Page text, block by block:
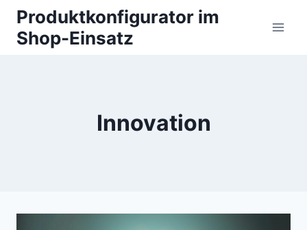
Zum
Inhalt
springen
Produktkonfigurator im
Shop-Einsatz
Innovation